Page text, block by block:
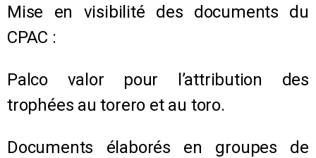
Mise en visibilité des documents du
CPAC :
Palco valor pour l’attribution des
trophées au torero et au toro.
Documents élaborés en groupes de